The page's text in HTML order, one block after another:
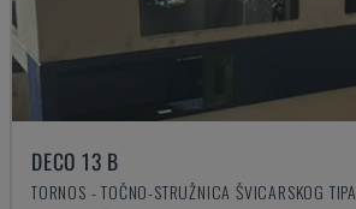
DECO 13 B
TORNOS - TOČNO-STRUŽNICA ŠVICARSKOG TIPA